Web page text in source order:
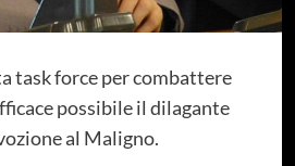
task force per combattere
possibile il dilagante
al Maligno.